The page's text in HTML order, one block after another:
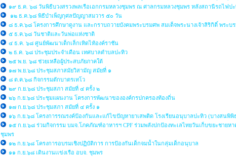
๑๙ ธ.ค. ๖๘ วันพิธีบวงสรวงพลเรือเอกกรมหลวงชุมพร ณ ศาลกรมหลวงชุมพร หลังสถานีรถไฟปะ
๑๒ ธ.ค.๖๘ พิธีบำเพ็ญกุศลปัญญาสมวาร ๕๐ วัน
๘ ธ.ค.๖๘ โครงการศึกษาดูงาน และกราบถวายบังคมพระบรมศพ สมเด็จพระนางเจ้าสิริกิติ์ พระ
๕ ธ.ค.๖๘ วันชาติและวันพ่อแห่งชาติ
๔ ธ.ค. ๖๘ ศูนย์พัฒนาเด็กเล็กเทิดไท้องค์ราชัน
๒ ธ.ค. ๖๘ ประชุมประจำเดือน เทศบาลตำบลปะทิว
๒๕ พ.ย. ๖๘ ช่วยเหลือผู้ประสบภัยภาคใต้
๑๗ พ.ย.๖๘ ประชุมสภาสมัยวิสามัญ สมัยที่ ๑
๘ ต.ค.๖๘ กิจกรรมตักบาตรเทโว
๒๙ ก.ย.๖๘ ประชุมสภา สมัยที่ ๔ ครั้ง ๒
๒๖ ก.ย.๖๘ ประชุมแผนงาน โครงการพัฒนาขององค์กรปกครองท้องถิ่น
๑๗ ก.ย.๖๘ ประชุมสภา สมัยที่ ๔ ครั้ง ๑
๑๖ ก.ย.๖๘ โครงการรณรงค์ป้องกันและแก้ไขปัญหายาเสพติด โรงเรียนอนุบาลปะทิว (บางสนพิพิ
๑๕ ก.ย.๖๘ ร่วมกิจกรรม บมจ.โภคภัณฑ์อาหารฯ CPF ร่วมพลังปกป้องทะเลไทยวันเก็บขยะชายห
ชุมพร
๑๒ ก.ย.๖๘ โครงการอบรมเชิงปฏิบัติการ การป้องกันเด็กจมน้ำในกลุ่มเด็กอนุบาล
๑๑ ก.ย.๖๘ เดินงานเเข่งเรือ อบจ. ชุมพร